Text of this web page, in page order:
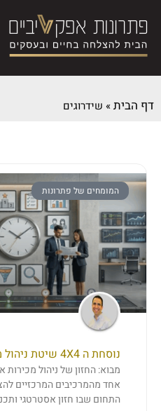
דף הבית» שידרוגים
המומחים של פתרונות
נוסחת ה 4X4 שיטת ניהול מנצחת
מבוא: החזון של ניהול מכירות
אחד מהמרכיבים המרכזיים
התחום שבו חזון אסטרטגי